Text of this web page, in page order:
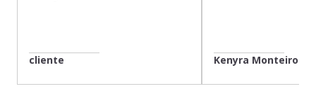
cliente Kenyra Monteiro